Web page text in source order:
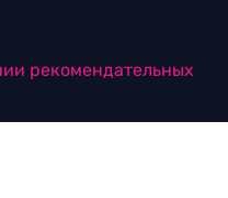
рекомендательных